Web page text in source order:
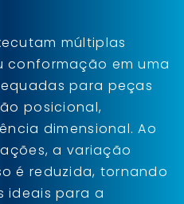
múltiplas
conformação em uma
para peças
posicional,
dimensional. Ao
a variação
é reduzida, tornando
ideais para a